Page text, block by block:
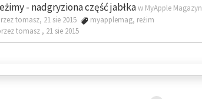
- nadgryziona część jabłkaw MyApple Magazyn
tomasz, 21 sie 2015
myapplemag, reżim
tomasz , 21 sie 2015